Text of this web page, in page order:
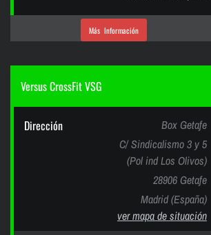
Más Información
Versus CrossFit VSG
Dirección
Box Getafe
C/ Sindicalismo 3 y 5
(Pol ind Los Olivos)
28906 Getafe
Madrid (España)
ver mapa de situación